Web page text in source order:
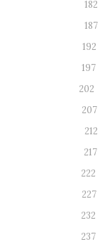
182
187
192
197
202
207
212
217
222
227
232
237